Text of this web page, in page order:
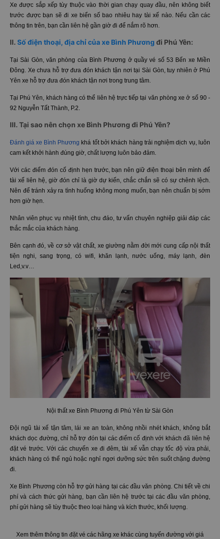
Xe được sắp xếp tùy thuộc vào thời gian chạy quay đầu, nên không biết
trước được bạn sẽ đi xe biển số bao nhiêu hay tài xế nào. Nếu cần các
thông tin trên, bạn cần liên hệ gần giờ đi để nắm rõ hơn.
II. Số điện thoại, địa chỉ của xe Bình Phương đi Phú Yên:
Tại Sài Gòn, văn phòng của Bình Phương ở quầy vé số 53 Bến xe Miền
Đông. Xe chưa hỗ trợ đưa đón khách tận nơi tại Sài Gòn, tuy nhiên ở Phú
Yên xe hỗ trợ đưa đón khách tận nơi trong trung tâm.
Tại Phú Yên, khách hàng có thể liên hệ trực tiếp tại văn phòng xe ở số 90 -
92 Nguyễn Tất Thành, P.2.
III. Tại sao nên chọn xe Bình Phương đi Phú Yên?
Đánh giá xe Bình Phương khá tốt bởi khách hàng trải nghiệm dịch vụ, luôn
cam kết khởi hành đúng giờ, chất lượng luôn bảo đảm.
Với các điểm đón cố định hẹn trước, bạn nên giữ điện thoại bên mình để
tài xế liên hệ, giờ đón chỉ là giờ dự kiến, chắc chắn sẽ có sự chênh lệch.
Nên để tránh xảy ra tình huống không mong muốn, bạn nên chuẩn bị sớm
hơn giờ hẹn.
Nhân viên phục vụ nhiệt tình, chu đáo, tư vấn chuyên nghiệp giải đáp các
thắc mắc của khách hàng.
Bên cạnh đó, về cơ sở vật chất, xe giường nằm đời mới cung cấp nội thất
tiện nghi, sang trọng, có wifi, khăn lạnh, nước uống, máy lạnh, đèn
Led,v.v…
Nội thất xe Bình Phương đi Phú Yên từ Sài Gòn
Đội ngũ tài xế tận tâm, lái xe an toàn, không nhồi nhét khách, không bắt
khách dọc đường, chỉ hỗ trợ đón tại các điểm cố định với khách đã liên hệ
đặt vé trước. Với các chuyến xe đi đêm, tài xế vẫn chạy tốc độ vừa phải,
khách hàng có thể ngủ hoặc nghỉ ngơi dưỡng sức trên suốt chặng đường
đi.
Xe Bình Phương còn hỗ trợ gửi hàng tại các đầu văn phòng. Chi tiết về chi
phí và cách thức gửi hàng, bạn cần liên hệ trước tại các đầu văn phòng,
phí gửi hàng sẽ tùy thuộc theo loại hàng và kích thước, khối lượng.
Xem thêm thông tin đặt vé các hãng xe khác cùng tuyến đường với giá